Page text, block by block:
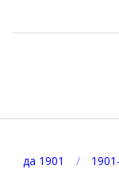
да 1901